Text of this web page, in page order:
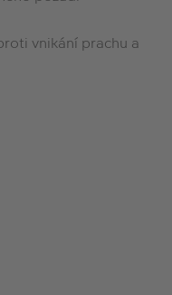
vnikání prachu a